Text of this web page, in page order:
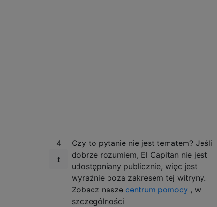
4
Czy to pytanie nie jest tematem? Jeśli
dobrze rozumiem, El Capitan nie jest
udostępniany publicznie, więc jest
wyraźnie poza zakresem tej witryny.
Zobacz nasze centrum pomocy , w
szczególności